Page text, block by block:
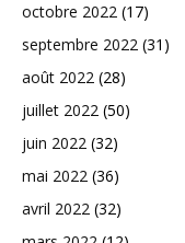
octobre 2022 (17)
septembre 2022 (31)
août 2022 (28)
juillet 2022 (50)
juin 2022 (32)
mai 2022 (36)
avril 2022 (32)